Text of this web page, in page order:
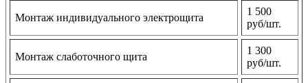
Монтаж индивидуального электрощита
1 500
руб/шт.
Монтаж слаботочного щита
1 300
руб/шт.